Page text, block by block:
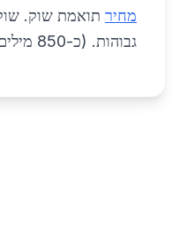
מחיר תואמת שוק.
גבוהות. (כ-850 מילים)